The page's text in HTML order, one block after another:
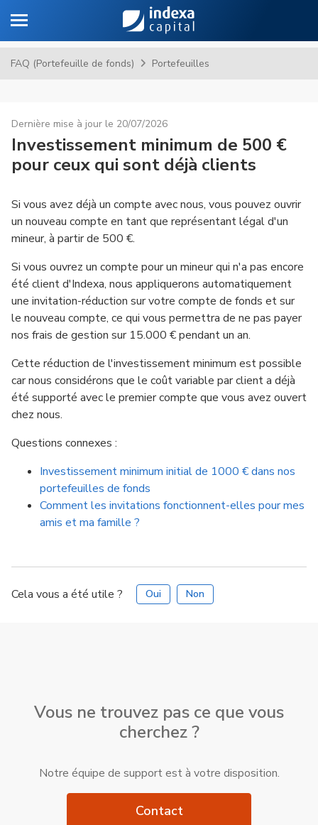
Toggle navigation
FAQ (Portefeuille de fonds) Portefeuilles
Dernière mise à jour le 20/07/2026
Investissement minimum de 500 €
pour ceux qui sont déjà clients
Si vous avez déjà un compte avec nous, vous pouvez ouvrir
un nouveau compte en tant que représentant légal d'un
mineur, à partir de 500 €.
Si vous ouvrez un compte pour un mineur qui n'a pas encore
été client d'Indexa, nous appliquerons automatiquement
une invitation-réduction sur votre compte de fonds et sur
le nouveau compte, ce qui vous permettra de ne pas payer
nos frais de gestion sur 15.000 € pendant un an.
Cette réduction de l'investissement minimum est possible
car nous considérons que le coût variable par client a déjà
été supporté avec le premier compte que vous avez ouvert
chez nous.
Questions connexes :
Investissement minimum initial de 1000 € dans nos
portefeuilles de fonds
Comment les invitations fonctionnent-elles pour mes
amis et ma famille ?
Cela vous a été utile ? Oui Non
Vous ne trouvez pas ce que vous
cherchez ?
Notre équipe de support est à votre disposition.
Contact